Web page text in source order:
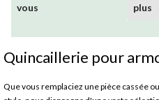
vous
plus
Quincaillerie pour
Que vous remplaciez une pièce cassée